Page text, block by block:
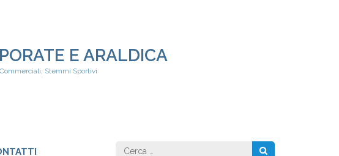
E ARALDICA
Stemmi Sportivi
Ricerca